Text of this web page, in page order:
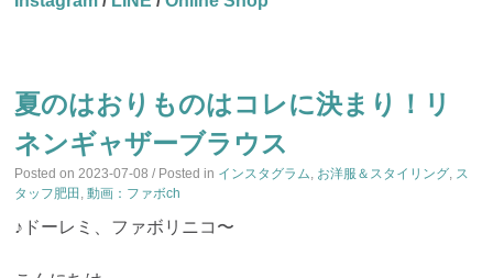
夏のはおりものはコレに決まり！リ
ネンギャザーブラウス
Posted on 2023-07-08 / Posted in インスタグラム お洋服＆スタイリング ス
タッフ肥田 ,動画：ファボch
♪ドーレミ、ファボリニコ〜